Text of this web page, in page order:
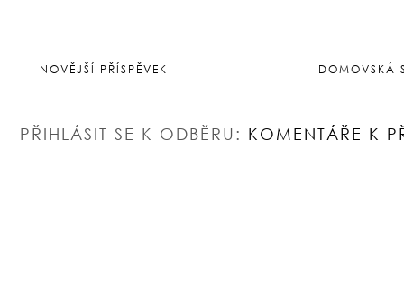
NOVĚJŠÍ PŘÍSPĚVEK DOMOVSKÁ
PŘIHLÁSIT SE K ODBĚRU: KOMENTÁŘE K